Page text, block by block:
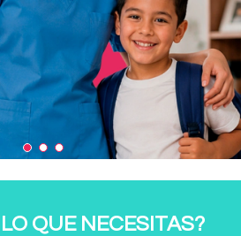
QUE NECESITAS?